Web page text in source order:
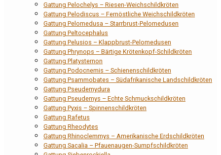
Gattung Pelochelys – Riesen-Weichschildkröten
Gattung Pelodiscus – Fernöstliche Weichschildkröten
Gattung Pelomedusa – Starrbrust-Pelomedusen
Gattung Peltocephalus
Gattung Pelusios – Klappbrust-Pelomedusen
Gattung Phrynops – Bärtige Krötenkopf-Schildkröten
Gattung Platysternon
Gattung Podocnemis – Schienenschildkröten
Gattung Psammobates – Südafrikanische Landschildkröten
Gattung Pseudemydura
Gattung Pseudemys – Echte Schmuckschildkröten
Gattung Pyxis – Spinnenschildkröten
Gattung Rafetus
Gattung Rheodytes
Gattung Rhinoclemmys – Amerikanische Erdschildkröten
Gattung Sacalia – Pfauenaugen-Sumpfschildkröten